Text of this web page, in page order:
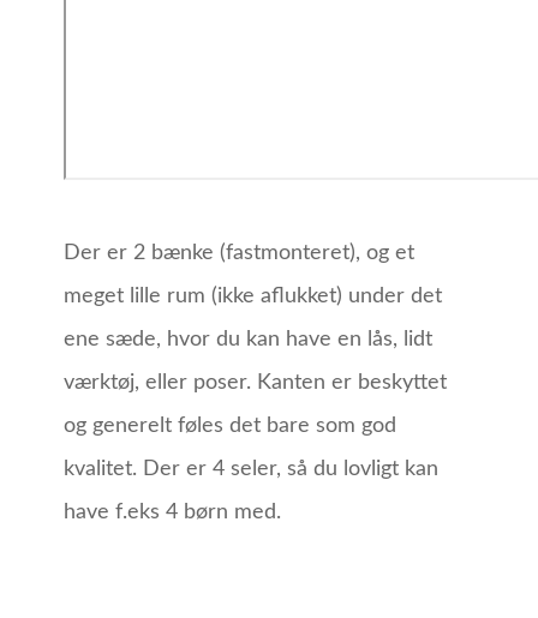
Der er 2 bænke (fastmonteret), og et
meget lille rum (ikke aflukket) under det
ene sæde, hvor du kan have en lås, lidt
værktøj, eller poser. Kanten er beskyttet
og generelt føles det bare som god
kvalitet. Der er 4 seler, så du lovligt kan
have f.eks 4 børn med.